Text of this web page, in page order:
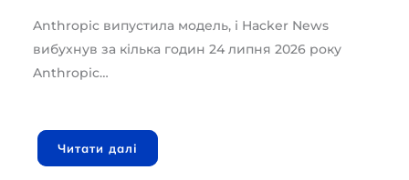
Anthropic випустила модель, і Hacker News
вибухнув за кілька годин 24 липня 2026 року
Anthropic…
Читати далі